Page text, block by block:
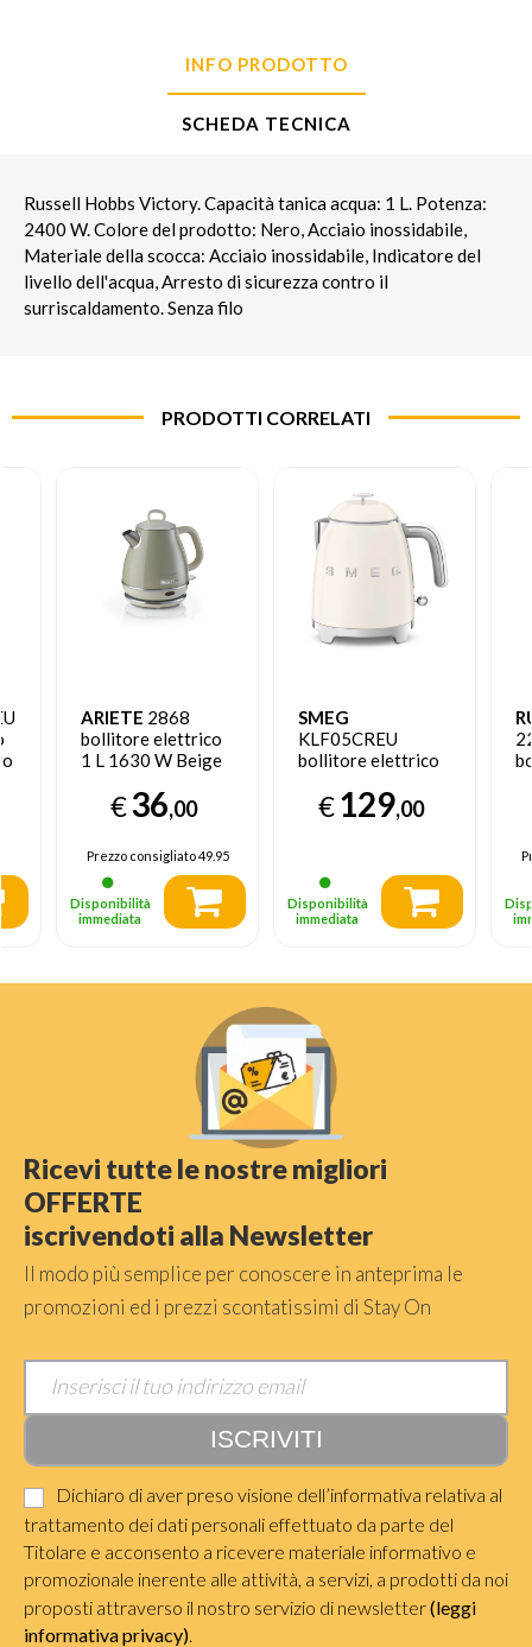
INFO PRODOTTO
SCHEDA TECNICA
Russell Hobbs Victory. Capacità tanica acqua: 1 L. Potenza:
2400 W. Colore del prodotto: Nero, Acciaio inossidabile,
Materiale della scocca: Acciaio inossidabile, Indicatore del
livello dell'acqua, Arresto di sicurezza contro il
surriscaldamento. Senza filo
PRODOTTI CORRELATI
ARIETE 2868
bollitore elettrico
1 L 1630 W Beige
€36,00
Prezzo consigliato49.95
Disponibilità
immediata
SMEG
KLF05CREU
bollitore elettrico
Beige
€129,00
Disponibilità
immediata
Ricevi tutte le nostre migliori
OFFERTE
iscrivendoti alla Newsletter
Il modo più semplice per conoscere in anteprima le
promozioni ed i prezzi scontatissimi di Stay On
Dichiaro di aver preso visione dell’informativa relativa al
trattamento dei dati personali effettuato da parte del
Titolare e acconsento a ricevere materiale informativo e
promozionale inerente alle attività, a servizi, a prodotti da noi
proposti attraverso il nostro servizio di newsletter(leggi
informativa privacy)